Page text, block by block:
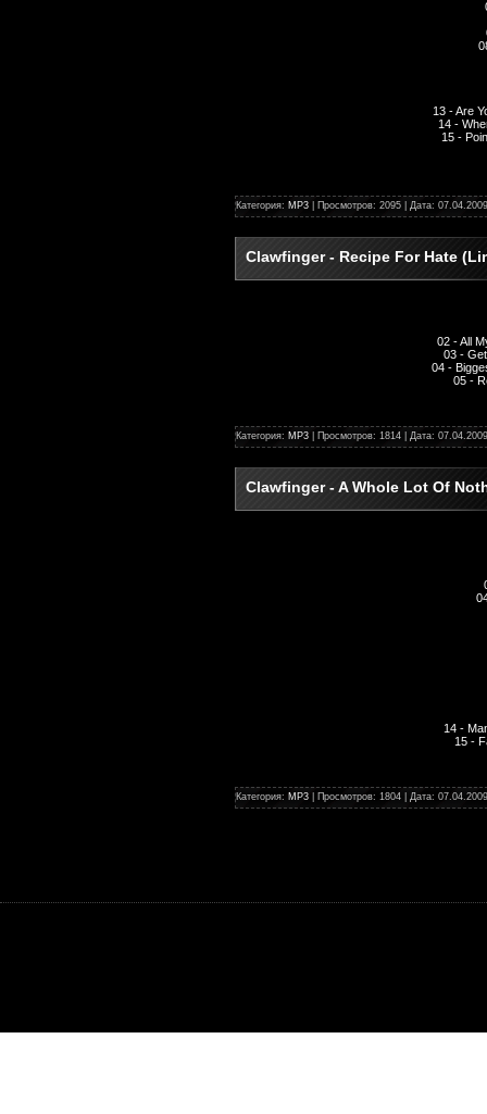
13 - Are
14 -
15 -
Категория: MP3 | Просмотров: 2095 | Дата: 07.04.2009
Clawfinger - Recipe For Hate
02 - All
03 -
04 -
05 -
Категория: MP3 | Просмотров: 1814 | Дата: 07.04.2009
Clawfinger - A Whole Lot Of
14 -
15 -
Категория: MP3 | Просмотров: 1804 | Дата: 07.04.2009